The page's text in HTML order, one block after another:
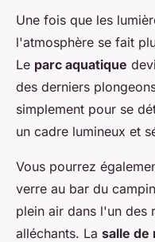
Une fois que les
l'atmosphère se fait
Le parc aquatique
des derniers
simplement pour se
un cadre lumineux et
Vous pourrez
verre au bar du
plein air dans l'un des
alléchants. La salle de